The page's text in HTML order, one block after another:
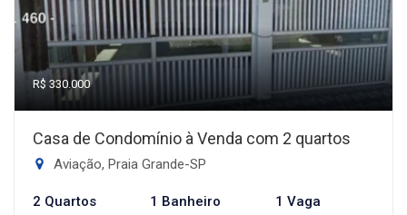
R$ 330.000
Casa de Condomínio à Venda com 2 quartos
Aviação, Praia Grande-SP
2 Quartos 1 Banheiro 1 Vaga